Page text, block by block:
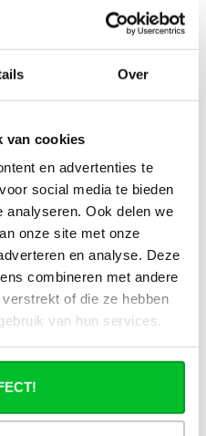
Over
van cookies
en advertenties te
social media te bieden
analyseren. Ook delen we
onze site met onze
en analyse. Deze
combineren met andere
of die ze hebben
van hun services.
product ?
14 dagen bedenktijd
Niet goed = Geld terug
Snelle levering in
Nederland en België
Geen onverwachte